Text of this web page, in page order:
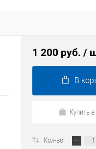
1 200 руб. /
В
Купить
Кол-во: